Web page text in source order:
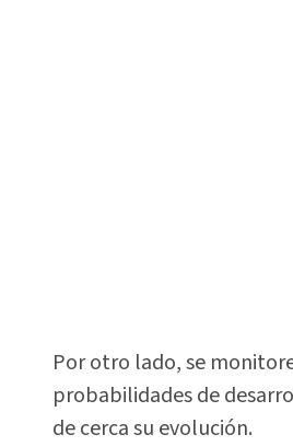
Por otro lado, se
probabilidades de
de cerca su evolución.